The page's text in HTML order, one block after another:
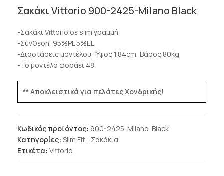
Σακάκι Vittorio 900-2425-Milano Black
-Σακάκι Vittorio σε slim γραμμή.
-Σύνθεση: 95%PL 5%EL
-Διαστάσεις μοντέλου: Ύψος 1.84cm, Βάρος 80kg
-Το μοντέλο φοράει 48
** Αποκλειστικά για πελάτες Χονδρικής!
Κωδικός προϊόντος: 900-2425-Milano-Black
Κατηγορίες: Slim Fit, Σακάκια
Ετικέτα: Vittorio